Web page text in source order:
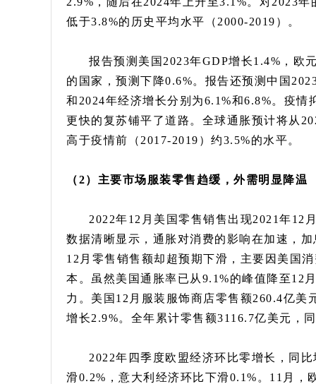
低于3.8%的历史平均水平（2000-2019）。
报告预测美国2023年GDP增长1.4%，欧
的国家，预测下降0.6%。报告还预测中国
和2024年经济增长分别为6.1%和6.8%。疫
更快的复苏铺平了道路。全球通胀预计将从
高于疫情前（2017-2019）约3.5%的水平。
（2）主要市场服装零售趋缓，外需明显降温
2022年12月美国零售销售出现2021年12
数据清晰显示，通胀对消费的影响在加速，
12月零售销售额却超预期下滑，主要因美国
本。虽然美国通胀率已从9.1%的峰值降至12
力。美国12月服装服饰商店零售额260.4亿美
增长2.9%。全年累计零售额3116.7亿美元，
2022年四季度欧盟经济环比零增长，同
滑0.2%，意大利经济环比下滑0.1%。11月，